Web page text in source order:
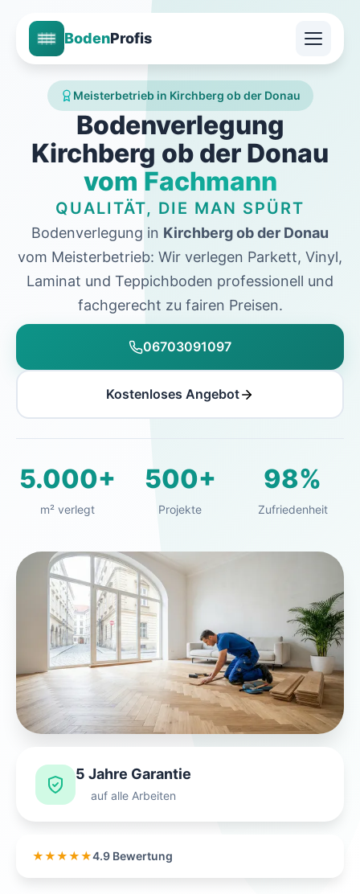
BodenProfis
Meisterbetrieb in Kirchberg ob der Donau
Bodenverlegung
Kirchberg ob der Donau
vom Fachmann
QUALITÄT, DIE MAN SPÜRT
Bodenverlegung in Kirchberg ob der Donau
vom Meisterbetrieb: Wir verlegen Parkett, Vinyl,
Laminat und Teppichboden professionell und
fachgerecht zu fairen Preisen.
06703091097
Kostenloses Angebot
5.000+
m² verlegt
500+
Projekte
98%
Zufriedenheit
5 Jahre Garantie
auf alle Arbeiten
★★★★★4.9 Bewertung